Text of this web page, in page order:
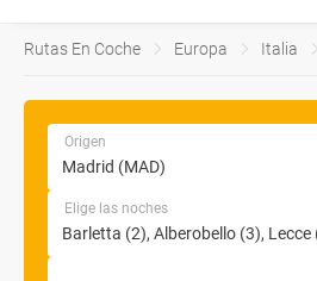
Rutas En Coche Europa Italia
Origen
Elige las noches